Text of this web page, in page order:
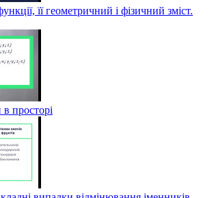
її геометричний і фізичний зміст.
просторі